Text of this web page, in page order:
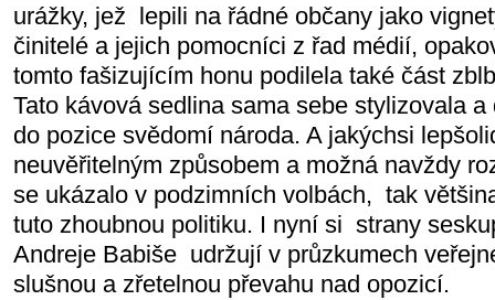
urážky, jež
lepili na řádné občany jako
činitelé a jejich pomocníci z řad médií,
tomto fašizujícím honu podilela také část
Tato kávová sedlina sama sebe stylizovala
do pozice svědomí národa. A jakýchsi
neuvěřitelným způsobem a možná navždy
se ukázalo v podzimních volbách, tak
tuto zhoubnou politiku. I nyní si strany
Andreje Babiše udržují v průzkumech
slušnou a zřetelnou převahu nad opozicí.